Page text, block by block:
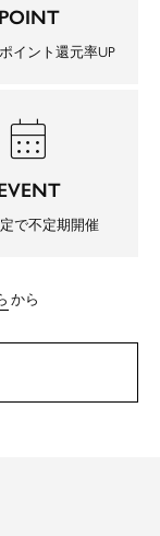
POINT
イント還元率UP
calendar_month
で不定期開催
から